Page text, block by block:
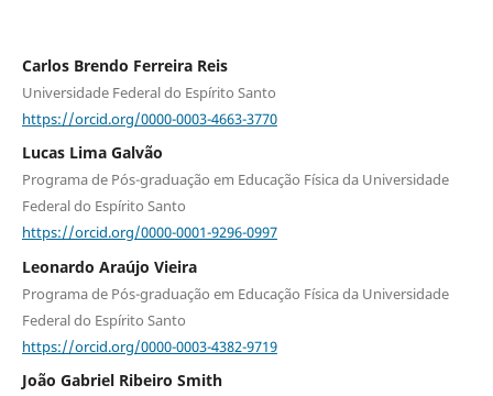
Carlos Brendo Ferreira Reis
Universidade Federal do Espírito Santo
https://orcid.org/0000-0003-4663-3770
Lucas Lima Galvão
Programa de Pós-graduação em Educação Física da Universidade
Federal do Espírito Santo
https://orcid.org/0000-0001-9296-0997
Leonardo Araújo Vieira
Programa de Pós-graduação em Educação Física da Universidade
Federal do Espírito Santo
https://orcid.org/0000-0003-4382-9719
João Gabriel Ribeiro Smith